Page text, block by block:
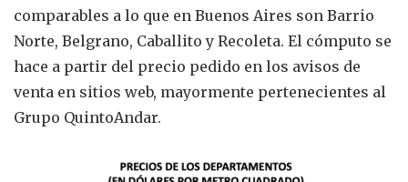
comparables a lo que en Buenos Aires son Barrio
Norte, Belgrano, Caballito y Recoleta. El cómputo se
hace a partir del precio pedido en los avisos de
venta en sitios web, mayormente pertenecientes al
Grupo QuintoAndar.